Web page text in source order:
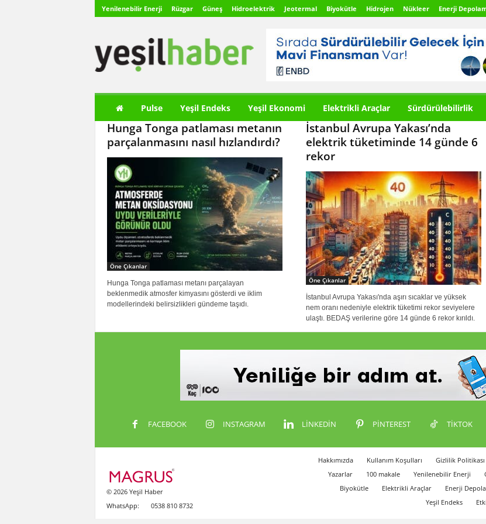
Yenilenebilir Enerji Rüzgar Güneş Hidroelektrik Jeotermal Biyokütle Hidrojen Nükleer Enerji
ş
Pulse Yeşil Endeks Yeşil Ekonomi Elektrikli Araçlar Sürdürülebilirlik
Hunga Tonga patlaması metanın
parçalanmasını nasıl hızlandırdı?
Öne Çıkanlar
Hunga Tonga patlaması metanı parçalayan
beklenmedik atmosfer kimyasını gösterdi ve iklim
modellerindeki belirsizlikleri gündeme taşıdı.
İstanbul Avrupa Yakası’nda
elektrik tüketiminde 14 günde 6
rekor
Öne Çıkanlar
İstanbul Avrupa Yakası'nda aşırı sıcaklar ve yüksek
nem oranı nedeniyle elektrik tüketimi rekor seviyelere
ulaştı. BEDAŞ verilerine göre 14 günde 6 rekor kırıldı.
FACEBOOK INSTAGRAM LINKEDIN PINTEREST TIKTOK
Hakkımızda Kullanım Koşulları Gizlilik Politikası
Yazarlar
100 makale Yenilenebilir Enerji
Biyokütle
Elektrikli Araçlar Enerji
Yeşil Endeks
© 2026 Yeşil Haber
WhatsApp:
0538 810 8732